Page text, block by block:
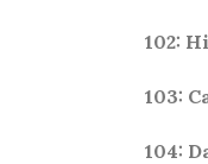
102:
103:
104: